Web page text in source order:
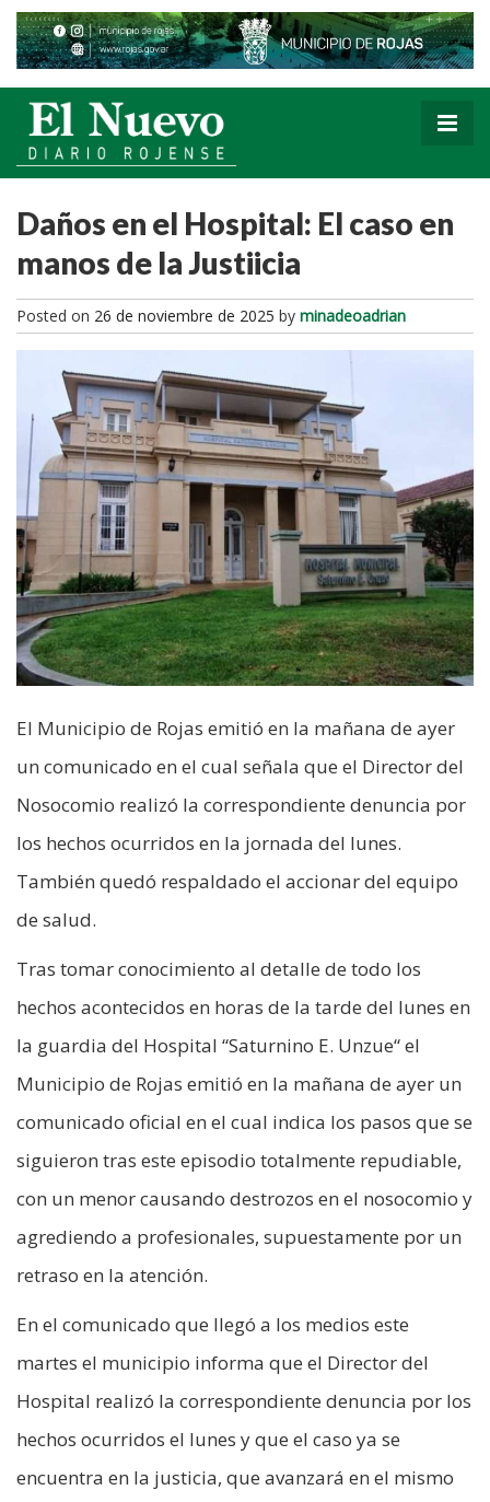
Daños en el Hospital: El caso en
manos de la Justiicia
Posted on 26 de noviembre de 2025 by minadeoadrian
El Municipio de Rojas emitió en la mañana de ayer
un comunicado en el cual señala que el Director del
Nosocomio realizó la correspondiente denuncia por
los hechos ocurridos en la jornada del lunes.
También quedó respaldado el accionar del equipo
de salud.
Tras tomar conocimiento al detalle de todo los
hechos acontecidos en horas de la tarde del lunes en
la guardia del Hospital “Saturnino E. Unzue“ el
Municipio de Rojas emitió en la mañana de ayer un
comunicado oficial en el cual indica los pasos que se
siguieron tras este episodio totalmente repudiable,
con un menor causando destrozos en el nosocomio y
agrediendo a profesionales, supuestamente por un
retraso en la atención.
En el comunicado que llegó a los medios este
martes el municipio informa que el Director del
Hospital realizó la correspondiente denuncia por los
hechos ocurridos el lunes y que el caso ya se
encuentra en la justicia, que avanzará en el mismo